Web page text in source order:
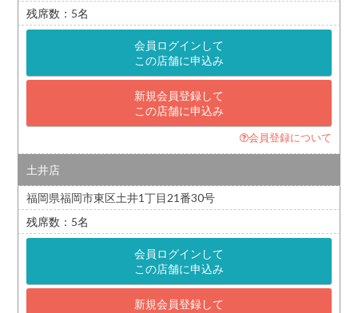
5
会員ログインして
この店舗に申込み
新規会員登録して
この店舗に申込み
会員登録について
土井店
福岡県福岡市東区土井1丁目21番30号
5
会員ログインして
この店舗に申込み
新規会員登録して